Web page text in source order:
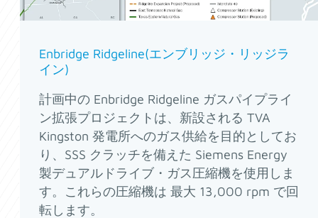
Enbridge Ridgeline(エンブリッジ・リッジラ
イン)
計画中の Enbridge Ridgeline ガスパイプライ
ン拡張プロジェクトは、新設される TVA
Kingston 発電所へのガス供給を目的としてお
り、SSS クラッチを備えた Siemens Energy
製デュアルドライブ・ガス圧縮機を使用しま
す。これらの圧縮機は 最大 13,000 rpm で回
転します。